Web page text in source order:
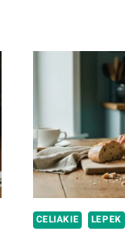
CELIAKIE LEPEK